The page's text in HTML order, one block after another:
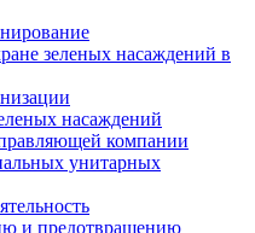
зеленых насаждений в
насаждений
компании
унитарных
и предотвращению